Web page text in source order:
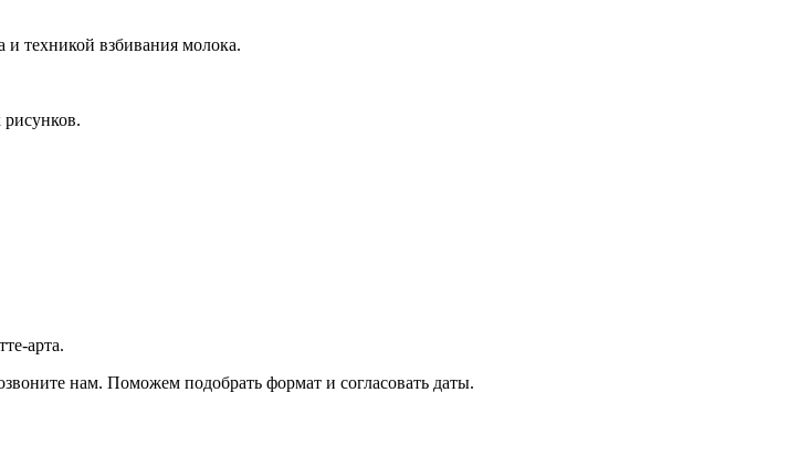
и техникой взбивания молока.
арта.
нам. Поможем подобрать формат и согласовать даты.